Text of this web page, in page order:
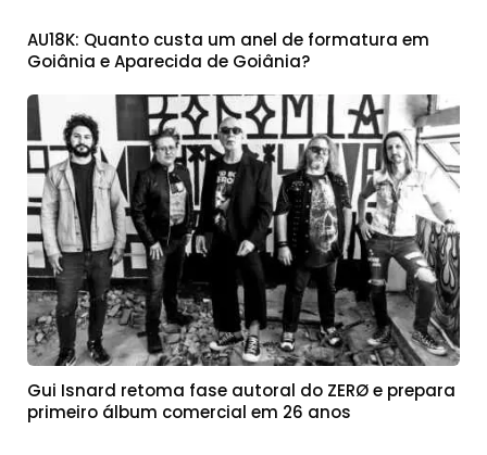
AU18K: Quanto custa um anel de formatura em
Goiânia e Aparecida de Goiânia?
Gui Isnard retoma fase autoral do ZERØ e prepara
primeiro álbum comercial em 26 anos